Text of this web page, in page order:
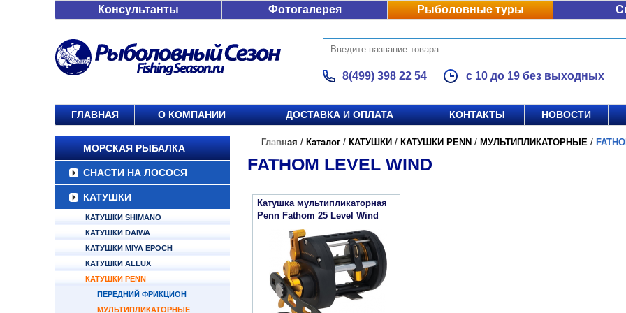
Консультанты Фотогалерея Рыболовные туры
8(499) 398 22 54 с 10 до 19 без выходных
ГЛАВНАЯ О КОМПАНИИ ДОСТАВКА И ОПЛАТА КОНТАКТЫ НОВОСТИ
МОРСКАЯ РЫБАЛКА
СНАСТИ НА ЛОСОСЯ
КАТУШКИ
КАТУШКИ SHIMANO
КАТУШКИ DAIWA
КАТУШКИ MIYA EPOCH
КАТУШКИ ALLUX
КАТУШКИ PENN
ПЕРЕДНИЙ ФРИКЦИОН
МУЛЬТИПЛИКАТОРНЫЕ
Главная / Каталог / КАТУШКИ / КАТУШКИ PENN / МУЛЬТИПЛИКАТОРНЫЕ /
FATHOM LEVEL WIND
Катушка мультипликаторная
Penn Fathom 25 Level Wind